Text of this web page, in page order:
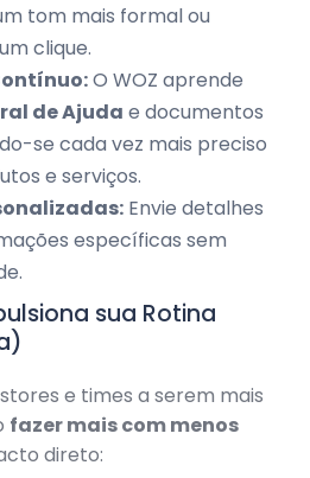
tom mais formal ou
clique.
O WOZ aprende
de Ajuda e documentos
se cada vez mais preciso
e serviços.
Envie detalhes
específicas sem
sua Rotina
e times a serem mais
fazer mais com menos
direto: